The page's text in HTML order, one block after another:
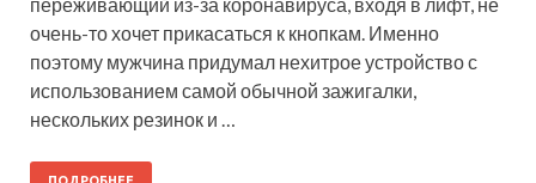
переживающий из-за коронавируса, входя в лифт, не
очень-то хочет прикасаться к кнопкам. Именно
поэтому мужчина придумал нехитрое устройство с
использованием самой обычной зажигалки,
нескольких резинок и …